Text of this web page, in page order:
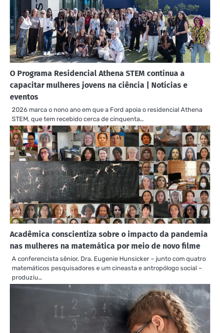
O Programa Residencial Athena STEM continua a
capacitar mulheres jovens na ciência | Notícias e
eventos
2026 marca o nono ano em que a Ford apoia o residencial Athena
STEM, que tem recebido cerca de cinquenta…
Acadêmica conscientiza sobre o impacto da pandemia
nas mulheres na matemática por meio de novo filme
A conferencista sênior, Dra. Eugenie Hunsicker – junto com quatro
matemáticos pesquisadores e um cineasta e antropólogo social –
produziu…